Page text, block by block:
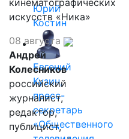
Юрий
Костин
Евгений
Кузин,
пресс-
секретарь
«Общественного
кинематографических
искусств «Ника»
08 августа
Андрей
Колесников
российский
журналист,
редактор,
публицист,